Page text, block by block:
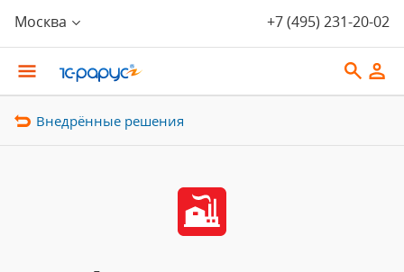
Москва +7 (495) 231-20-02
Внедрённые решения